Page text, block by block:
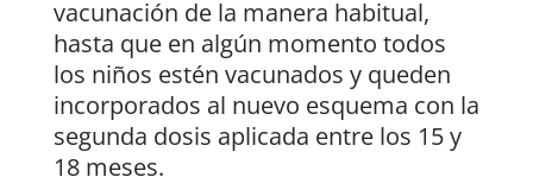
vacunación de la manera habitual,
hasta que en algún momento todos
los niños estén vacunados y queden
incorporados al nuevo esquema con la
segunda dosis aplicada entre los 15 y
18 meses.